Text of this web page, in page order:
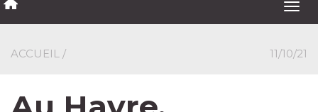
ACCUEIL / 11/10/21